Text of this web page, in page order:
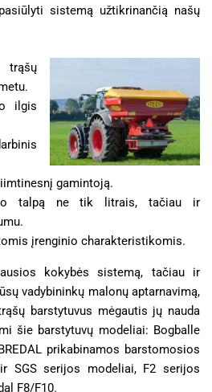
sistemą užtikrinančią našų
ilgis
gamintoją.
talpą ne tik litrais, tačiau ir
įrenginio charakteristikomis.
kokybės sistemą, tačiau ir
vadybininkų malonų aptarnavimą,
barstytuvus mėgautis jų nauda
šie barstytuvų modeliai: Bogballe
prikabinamos barstomosios
SGS serijos modeliai, F2 serijos
F8/F10.